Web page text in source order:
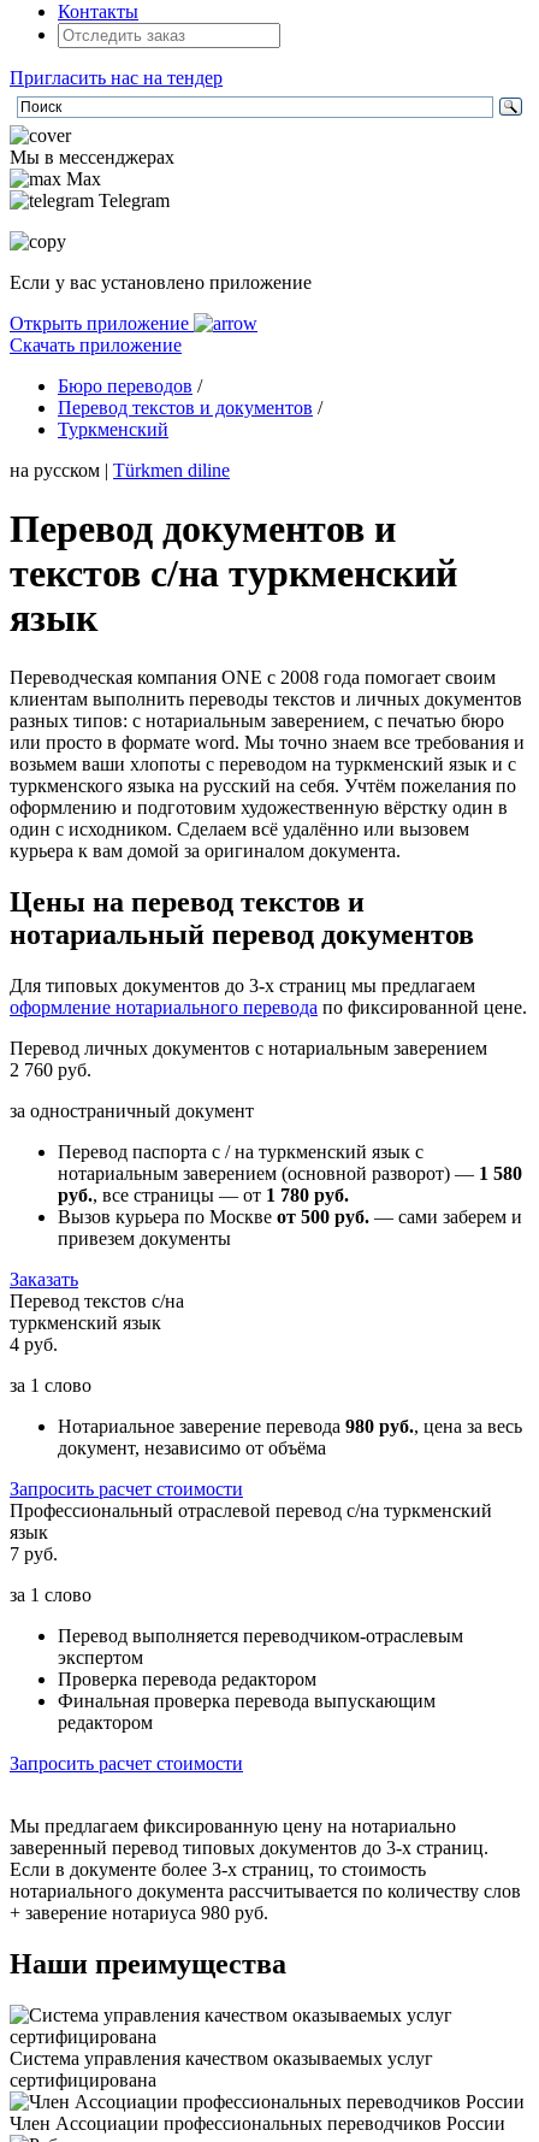
Контакты
Пригласить нас на тендер
Мы в мессенджерах
Max
Telegram
Если у вас установлено приложение
Открыть приложение
Скачать приложение
Бюро переводов /
Перевод текстов и документов /
Туркменский
на русском | Türkmen diline
Перевод документов и
текстов с/на туркменский
язык
Переводческая компания ONE с 2008 года помогает своим
клиентам выполнить переводы текстов и личных документов
разных типов: с нотариальным заверением, с печатью бюро
или просто в формате word. Мы точно знаем все требования и
возьмем ваши хлопоты с переводом на туркменский язык и с
туркменского языкa на русский на себя. Учтём пожелания по
оформлению и подготовим художественную вёрстку один в
один с исходником. Сделаем всё удалённо или вызовем
курьера к вам домой за оригиналом документа.
Цены на перевод текстов и
нотариальный перевод документов
Для типовых документов до 3-х страниц мы предлагаем
оформление нотариального перевода по фиксированной цене.
Перевод личных документов с нотариальным заверением
2 760 руб.
за одностраничный документ
Перевод паспорта с / на туркменский язык с
нотариальным заверением (основной разворот) — 1 580
руб., все страницы — от 1 780 руб.
Вызов курьера по Москве от 500 руб. — сами заберем и
привезем документы
Заказать
Перевод текстов с/на
туркменский язык
4 руб.
за 1 слово
Нотариальное заверение перевода 980 руб., цена за весь
документ, независимо от объёма
Запросить расчет стоимости
Профессиональный отраслевой перевод с/на туркменский
язык
7 руб.
за 1 слово
Перевод выполняется переводчиком-отраслевым
экспертом
Проверка перевода редактором
Финальная проверка перевода выпускающим
редактором
Запросить расчет стоимости
Мы предлагаем фиксированную цену на нотариально
заверенный перевод типовых документов до 3-х страниц.
Если в документе более 3-х страниц, то стоимость
нотариального документа рассчитывается по количеству слов
+ заверение нотариуса 980 руб.
Наши преимущества
Система управления качеством оказываемых услуг
сертифицирована
Член Ассоциации профессиональных переводчиков России